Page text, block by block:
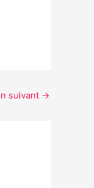
suivant →